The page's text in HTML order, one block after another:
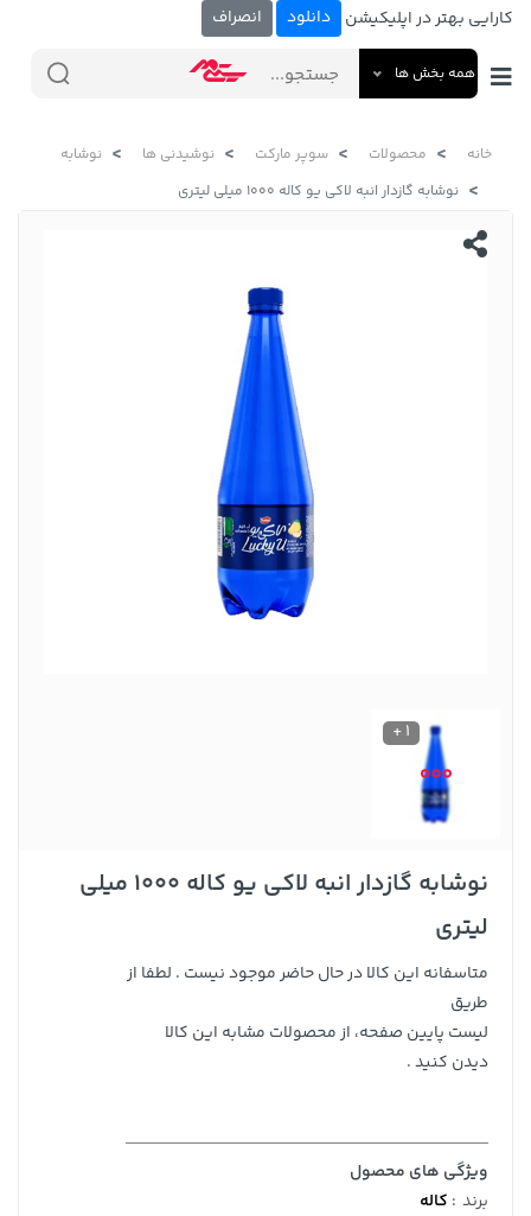
کارایی بهتر در اپلیکیشن دانلود انصراف
همه بخش ها
خانه محصولات سوپر مارکت نوشیدنی ها
نوشابه
نوشابه گازدار انبه لاکی یو کاله 1000 میلی لیتری
1 +
نوشابه گازدار انبه لاکی یو کاله 1000 میلی
لیتری
متاسفانه این کالا در حال حاضر موجود نیست . لطفا از
طریق
لیست پایین صفحه، از محصولات مشابه این کالا
دیدن کنید .
ویژگی های محصول
برند : کاله